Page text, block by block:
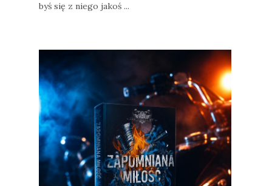
byś się z niego jakoś ...